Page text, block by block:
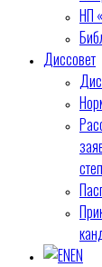
НП
Диссовет
EN